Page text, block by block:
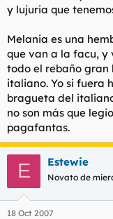
y lujuria que
Melania es una
que van a la facu, y
todo el rebaño gran
italiano. Yo si fuera
bragueta del
no son más que
pagafantas.
E Estewie
Novato de
18 Oct 2007